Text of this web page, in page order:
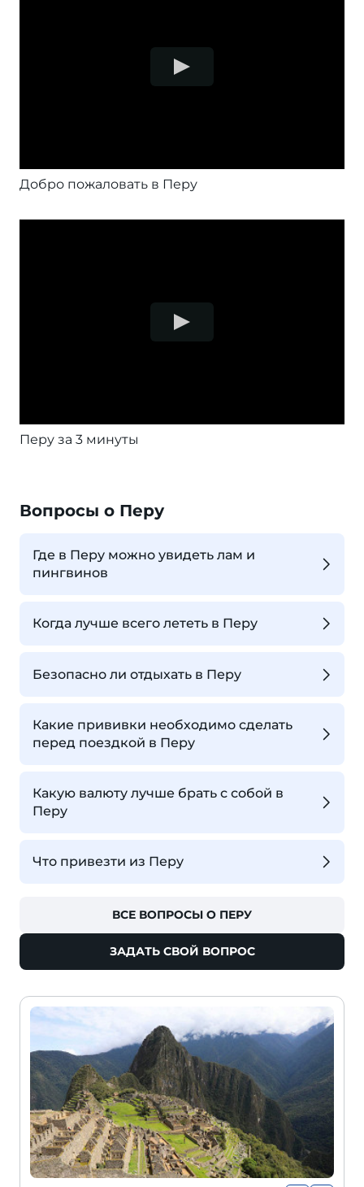
Добро пожаловать в Перу
Перу за 3 минуты
Вопросы о Перу
Где в Перу можно увидеть лам и
пингвинов
Когда лучше всего лететь в Перу
Безопасно ли отдыхать в Перу
Какие прививки необходимо сделать
перед поездкой в Перу
Какую валюту лучше брать с собой в
Перу
Что привезти из Перу
ВСЕ ВОПРОСЫ О ПЕРУ
ЗАДАТЬ СВОЙ ВОПРОС